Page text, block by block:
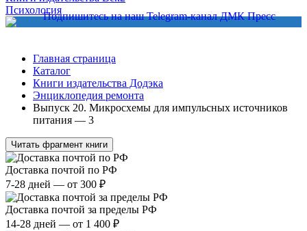
Психология
Главная страница
Каталог
Книги издательства Додэка
Энциклопедия ремонта
Выпуск 20. Микросхемы для импульсных источников
питания — 3
Читать фрагмент книги
Доставка почтой по РФ
7-28 дней — от 300 ₽
Доставка почтой за пределы РФ
14-28 дней — от 1 400 ₽